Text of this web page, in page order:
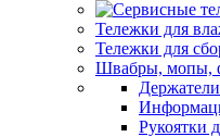
Тележки для
Тележки для
Швабры, мопы,
Рукоятки